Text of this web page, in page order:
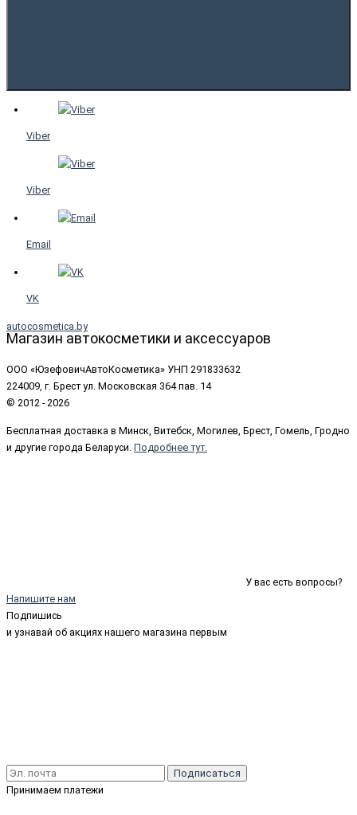
Viber
Viber
Email
VK
autocosmetica.by
Магазин автокосметики и аксессуаров
ООО «ЮзефовичАвтоКосметика» УНП 291833632
224009, г. Брест ул. Московская 364 пав. 14
© 2012 - 2026
Бесплатная доставка в Минск, Витебск, Могилев, Брест, Гомель, Гродно
и другие города Беларуси. Подробнее тут.
У вас есть вопросы?
Напишите нам
Подпишись
и узнавай об акциях нашего магазина первым
Подписаться
Принимаем платежи